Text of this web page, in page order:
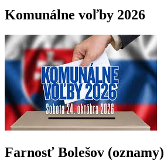
Komunálne voľby 2026
Farnosť Bolešov (oznamy)